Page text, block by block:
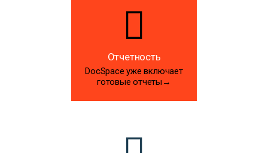
Отчетность
DocSpace уже включает
готовые отчеты→